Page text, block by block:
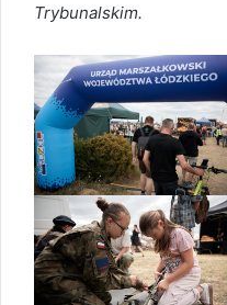
Trybunalskim.